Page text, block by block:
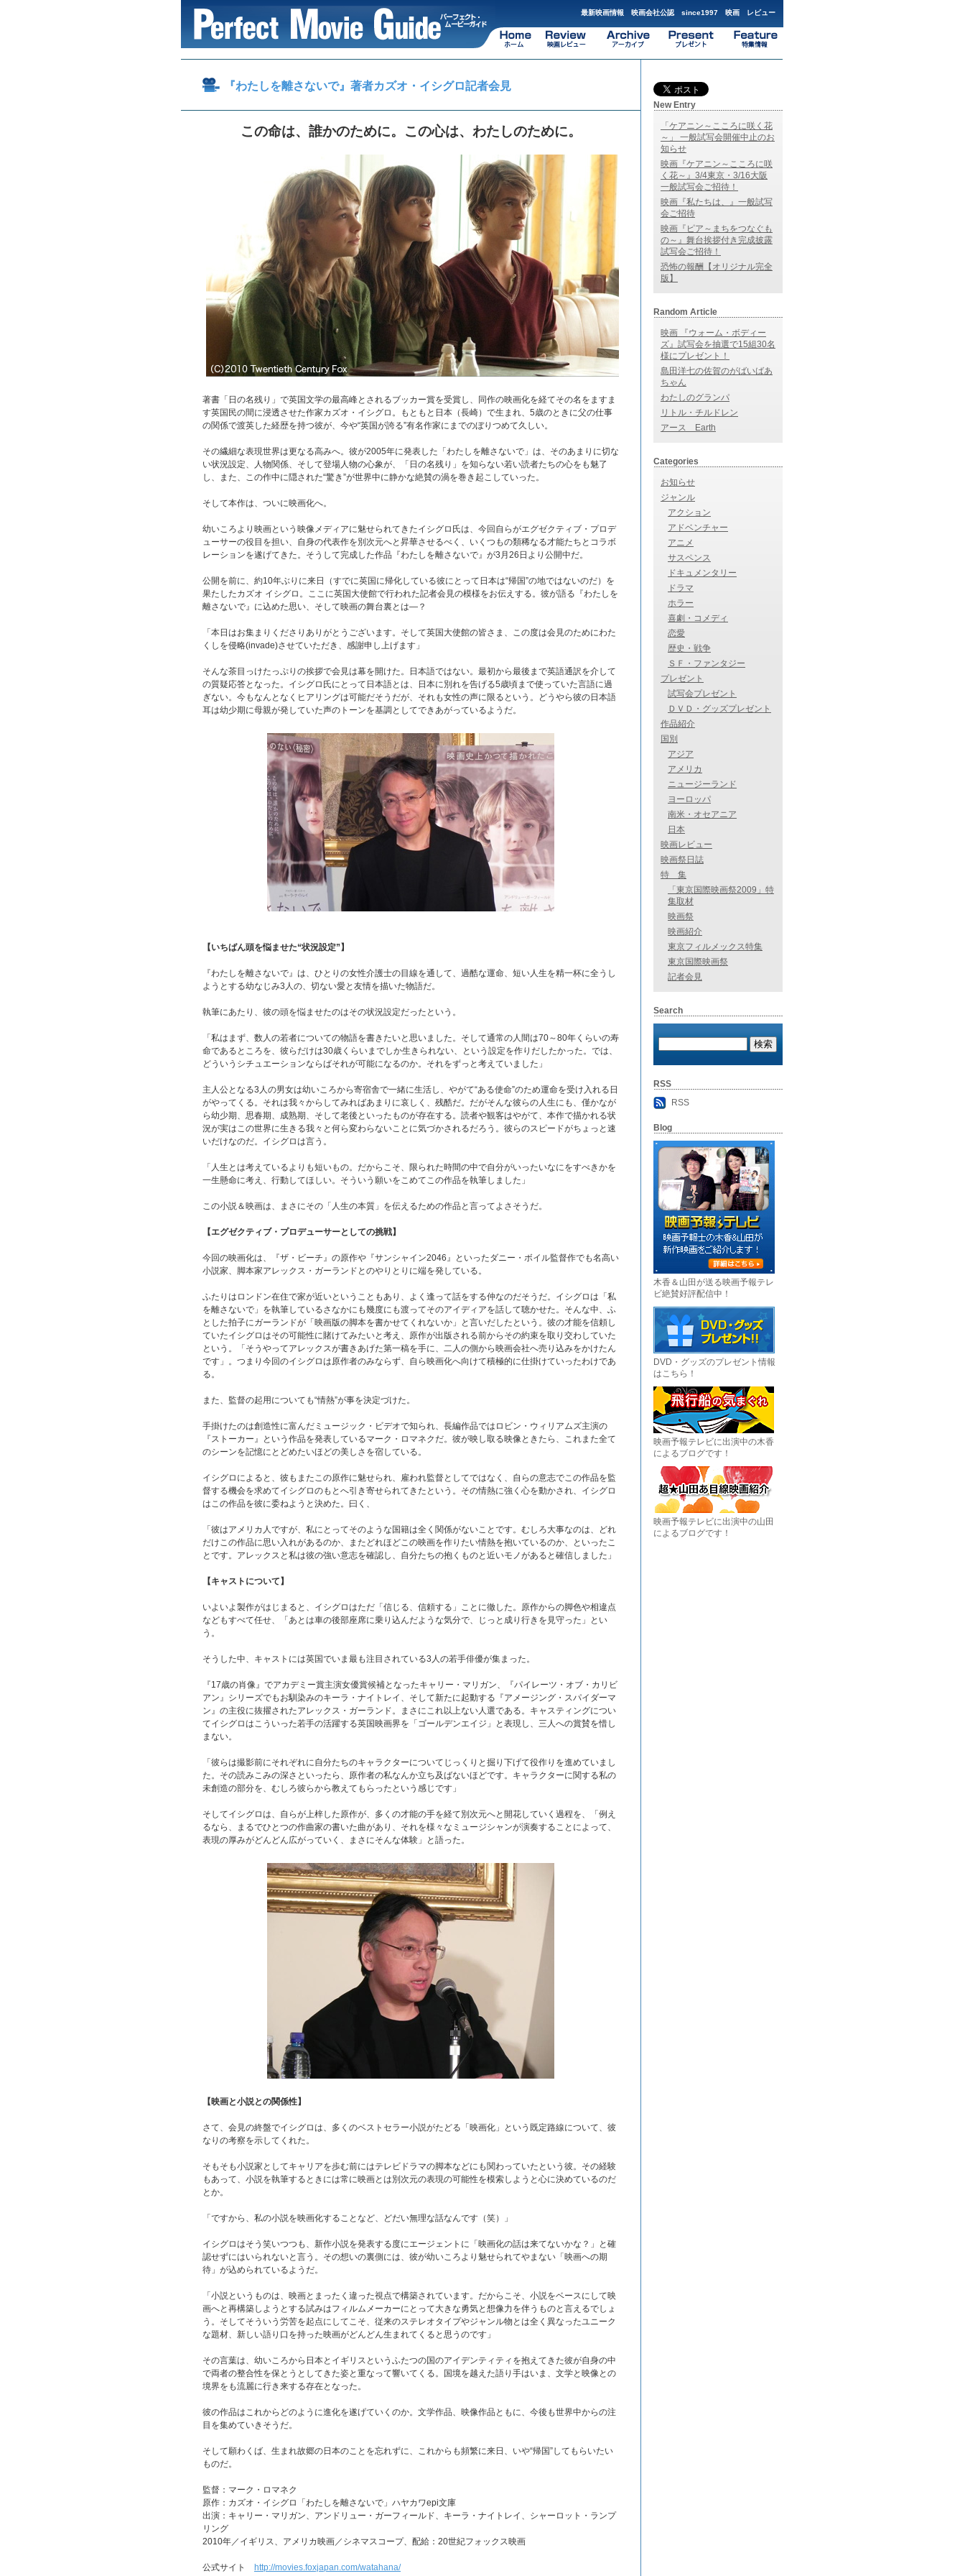
最新映画情報 映画会社公認 since1997 映画 レビュー
『わたしを離さないで』著者カズオ・イシグロ記者会見
この命は、誰かのために。この心は、わたしのために。
著書「日の名残り」で英国文学の最高峰とされるブッカー賞を受賞し、同作の映画化を経てその名をますま
す英国民の間に浸透させた作家カズオ・イシグロ。もともと日本（長崎）で生まれ、5歳のときに父の仕事
の関係で渡英した経歴を持つ彼が、今や“英国が誇る”有名作家にまでのぼりつめて久しい。
その繊細な表現世界は更なる高みへ。彼が2005年に発表した「わたしを離さないで」は、そのあまりに切な
い状況設定、人物関係、そして登場人物の心象が、「日の名残り」を知らない若い読者たちの心をも魅了
し、また、この作中に隠された“驚き”が世界中に静かな絶賛の渦を巻き起こしていった。
そして本作は、ついに映画化へ。
幼いころより映画という映像メディアに魅せられてきたイシグロ氏は、今回自らがエグゼクティブ・プロデ
ューサーの役目を担い、自身の代表作を別次元へと昇華させるべく、いくつもの類稀なる才能たちとコラボ
レーションを遂げてきた。そうして完成した作品『わたしを離さないで』が3月26日より公開中だ。
公開を前に、約10年ぶりに来日（すでに英国に帰化している彼にとって日本は“帰国”の地ではないのだ）を
果たしたカズオ イシグロ。ここに英国大使館で行われた記者会見の模様をお伝えする。彼が語る『わたしを
離さないで』に込めた思い、そして映画の舞台裏とは―？
「本日はお集まりくださりありがとうございます。そして英国大使館の皆さま、この度は会見のためにわた
くしを侵略(invade)させていただき、感謝申し上げます」
そんな茶目っけたっぷりの挨拶で会見は幕を開けた。日本語ではない。最初から最後まで英語通訳を介して
の質疑応答となった。イシグロ氏にとって日本語とは、日本に別れを告げる5歳頃まで使っていた言語に過
ぎない。今もなんとなくヒアリングは可能だそうだが、それも女性の声に限るという。どうやら彼の日本語
耳は幼少期に母親が発していた声のトーンを基調としてできあがっているようだ。
【いちばん頭を悩ませた“状況設定”】
『わたしを離さないで』は、ひとりの女性介護士の目線を通して、過酷な運命、短い人生を精一杯に全うし
ようとする幼なじみ3人の、切ない愛と友情を描いた物語だ。
執筆にあたり、彼の頭を悩ませたのはその状況設定だったという。
「私はまず、数人の若者についての物語を書きたいと思いました。そして通常の人間は70～80年くらいの寿
命であるところを、彼らだけは30歳くらいまでしか生きられない、という設定を作りだしたかった。では、
どういうシチュエーションならばそれが可能になるのか。それをずっと考えていました」
主人公となる3人の男女は幼いころから寄宿舎で一緒に生活し、やがて“ある使命”のため運命を受け入れる日
がやってくる。それは我々からしてみればあまりに哀しく、残酷だ。だがそんな彼らの人生にも、僅かなが
ら幼少期、思春期、成熟期、そして老後といったものが存在する。読者や観客はやがて、本作で描かれる状
況が実はこの世界に生きる我々と何ら変わらないことに気づかされるだろう。彼らのスピードがちょっと速
いだけなのだ。イシグロは言う。
「人生とは考えているよりも短いもの。だからこそ、限られた時間の中で自分がいったいなにをすべきかを
一生懸命に考え、行動してほしい。そういう願いをこめてこの作品を執筆しました」
この小説＆映画は、まさにその「人生の本質」を伝えるための作品と言ってよさそうだ。
【エグゼクティブ・プロデューサーとしての挑戦】
今回の映画化は、『ザ・ビーチ』の原作や『サンシャイン2046』といったダニー・ボイル監督作でも名高い
小説家、脚本家アレックス・ガーランドとのやりとりに端を発している。
ふたりはロンドン在住で家が近いということもあり、よく逢って話をする仲なのだそうだ。イシグロは「私
を離さないで」を執筆しているさなかにも幾度にも渡ってそのアイディアを話して聴かせた。そんな中、ふ
とした拍子にガーランドが「映画版の脚本を書かせてくれないか」と言いだしたという。彼の才能を信頼し
ていたイシグロはその可能性に賭けてみたいと考え、原作が出版される前からその約束を取り交わしていた
という。「そうやってアレックスが書きあげた第一稿を手に、二人の側から映画会社へ売り込みをかけたん
です」。つまり今回のイシグロは原作者のみならず、自ら映画化へ向けて積極的に仕掛けていったわけであ
る。
また、監督の起用についても“情熱”が事を決定づけた。
手掛けたのは創造性に富んだミュージック・ビデオで知られ、長編作品ではロビン・ウィリアムズ主演の
『ストーカー』という作品を発表しているマーク・ロマネクだ。彼が映し取る映像ときたら、これまた全て
のシーンを記憶にとどめたいほどの美しさを宿している。
イシグロによると、彼もまたこの原作に魅せられ、雇われ監督としてではなく、自らの意志でこの作品を監
督する機会を求めてイシグロのもとへ引き寄せられてきたという。その情熱に強く心を動かされ、イシグロ
はこの作品を彼に委ねようと決めた。曰く、
「彼はアメリカ人ですが、私にとってそのような国籍は全く関係がないことです。むしろ大事なのは、どれ
だけこの作品に思い入れがあるのか、またどれほどこの映画を作りたい情熱を抱いているのか、といったこ
とです。アレックスと私は彼の強い意志を確認し、自分たちの抱くものと近いモノがあると確信しました」
【キャストについて】
いよいよ製作がはじまると、イシグロはただ「信じる、信頼する」ことに徹した。原作からの脚色や相違点
などもすべて任せ、「あとは車の後部座席に乗り込んだような気分で、じっと成り行きを見守った」とい
う。
そうした中、キャストには英国でいま最も注目されている3人の若手俳優が集まった。
『17歳の肖像』でアカデミー賞主演女優賞候補となったキャリー・マリガン、『パイレーツ・オブ・カリビ
アン』シリーズでもお馴染みのキーラ・ナイトレイ、そして新たに起動する『アメージング・スパイダーマ
ン』の主役に抜擢されたアレックス・ガーランド。まさにこれ以上ない人選である。キャスティングについ
てイシグロはこういった若手の活躍する英国映画界を「ゴールデンエイジ」と表現し、三人への賞賛を惜し
まない。
「彼らは撮影前にそれぞれに自分たちのキャラクターについてじっくりと掘り下げて役作りを進めていまし
た。その読みこみの深さといったら、原作者の私なんか立ち及ばないほどです。キャラクターに関する私の
未創造の部分を、むしろ彼らから教えてもらったという感じです」
そしてイシグロは、自らが上梓した原作が、多くの才能の手を経て別次元へと開花していく過程を、「例え
るなら、まるでひとつの作曲家の書いた曲があり、それを様々なミュージシャンが演奏することによって、
表現の厚みがどんどん広がっていく、まさにそんな体験」と語った。
【映画と小説との関係性】
さて、会見の終盤でイシグロは、多くのベストセラー小説がたどる「映画化」という既定路線について、彼
なりの考察を示してくれた。
そもそも小説家としてキャリアを歩む前にはテレビドラマの脚本などにも関わっていたという彼。その経験
もあって、小説を執筆するときには常に映画とは別次元の表現の可能性を模索しようと心に決めているのだ
とか。
「ですから、私の小説を映画化することなど、どだい無理な話なんです（笑）」
イシグロはそう笑いつつも、新作小説を発表する度にエージェントに「映画化の話は来てないかな？」と確
認せずにはいられないと言う。その想いの裏側には、彼が幼いころより魅せられてやまない「映画への期
待」が込められているようだ。
「小説というものは、映画とまったく違った視点で構築されています。だからこそ、小説をベースにして映
画へと再構築しようとする試みはフィルムメーカーにとって大きな勇気と想像力を伴うものと言えるでしょ
う。そしてそういう労苦を起点にしてこそ、従来のステレオタイプやジャンル物とは全く異なったユニーク
な題材、新しい語り口を持った映画がどんどん生まれてくると思うのです」
その言葉は、幼いころから日本とイギリスというふたつの国のアイデンティティを抱えてきた彼が自身の中
で両者の整合性を保とうとしてきた姿と重なって響いてくる。国境を越えた語り手はいま、文学と映像との
境界をも流麗に行き来する存在となった。
彼の作品はこれからどのように進化を遂げていくのか。文学作品、映像作品ともに、今後も世界中からの注
目を集めていきそうだ。
そして願わくば、生まれ故郷の日本のことを忘れずに、これからも頻繁に来日、いや“帰国”してもらいたい
ものだ。
監督：マーク・ロマネク
原作：カズオ・イシグロ「わたしを離さないで」ハヤカワepi文庫
出演：キャリー・マリガン、アンドリュー・ガーフィールド、キーラ・ナイトレイ、シャーロット・ランプ
リング
2010年／イギリス、アメリカ映画／シネマスコープ、配給：20世紀フォックス映画
公式サイト
http://movies.foxjapan.com/watahana/
New Entry
「ケアニン～こころに咲く花
～」 一般試写会開催中止のお
知らせ
映画『ケアニン～こころに咲
く花～』3/4東京・3/16大阪
一般試写会ご招待！
映画『私たちは、』一般試写
会ご招待
映画『ピア～まちをつなぐも
の～』舞台挨拶付き完成披露
試写会ご招待！
恐怖の報酬【オリジナル完全
版】
Random Article
映画 『ウォーム・ボディー
ズ』試写会を抽選で15組30名
様にプレゼント！
島田洋七の佐賀のがばいばあ
ちゃん
わたしのグランパ
リトル・チルドレン
アース Earth
Categories
お知らせ
ジャンル
アクション
アドベンチャー
アニメ
サスペンス
ドキュメンタリー
ドラマ
ホラー
喜劇・コメディ
恋愛
歴史・戦争
ＳＦ・ファンタジー
プレゼント
試写会プレゼント
ＤＶＤ・グッズプレゼント
作品紹介
国別
アジア
アメリカ
ニュージーランド
ヨーロッパ
南米・オセアニア
日本
映画レビュー
映画祭日誌
特 集
「東京国際映画祭2009」特
集取材
映画祭
映画紹介
東京フィルメックス特集
東京国際映画祭
記者会見
Search
RSS
RSS
Blog
木香＆山田が送る映画予報テレ
ビ絶賛好評配信中！
DVD・グッズのプレゼント情報
はこちら！
映画予報テレビに出演中の木香
によるブログです！
映画予報テレビに出演中の山田
によるブログです！